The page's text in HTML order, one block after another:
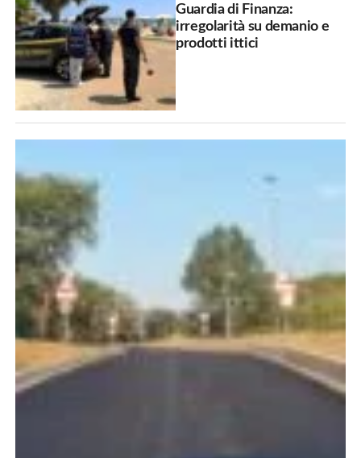
Guardia di Finanza:
irregolarità su demanio e
prodotti ittici